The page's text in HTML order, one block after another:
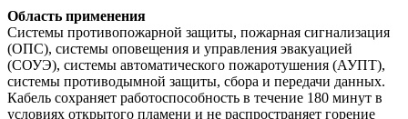
Область применения
Системы противопожарной защиты, пожарная сигнализация
(ОПС), системы оповещения и управления эвакуацией
(СОУЭ), системы автоматического пожаротушения (АУПТ),
системы противодымной защиты, сбора и передачи данных.
Кабель сохраняет работоспособность в течение 180 минут в
условиях открытого пламени и не распространяет горение